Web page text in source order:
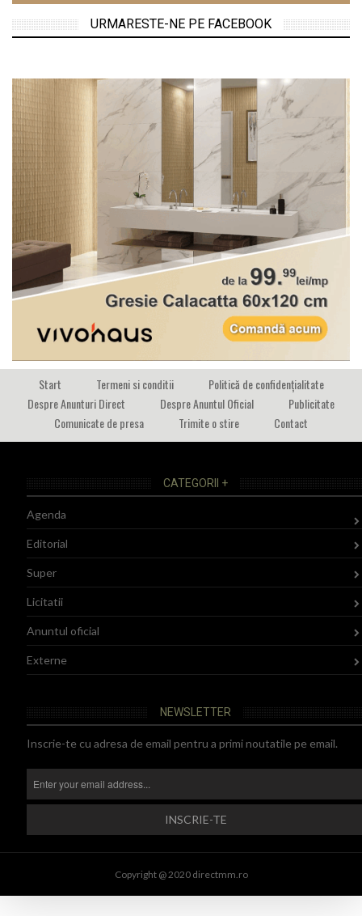
URMARESTE-NE PE FACEBOOK
Start Termeni si conditii
Politică de confidențialitate
Despre Anunturi Direct
Despre Anuntul Oficial
Publicitate
Comunicate de presa
Trimite o stire Contact
CATEGORII +
Agenda
Editorial
Super
Licitatii
Anuntul oficial
Externe
NEWSLETTER
Inscrie-te cu adresa de email pentru a primi noutatile pe email.
Copyright @ 2020 directmm.ro